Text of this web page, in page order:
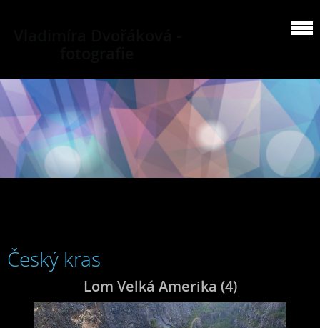
Český kras
Lom Velká Amerika (4)